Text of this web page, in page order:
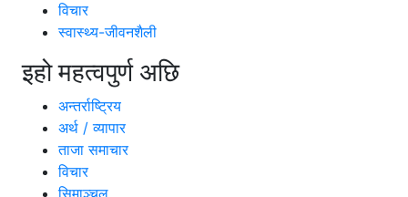
विचार
स्वास्थ्य-जीवनशैली
इहो महत्वपुर्ण अछि
अन्तर्राष्ट्रिय
अर्थ / व्यापार
ताजा समाचार
विचार